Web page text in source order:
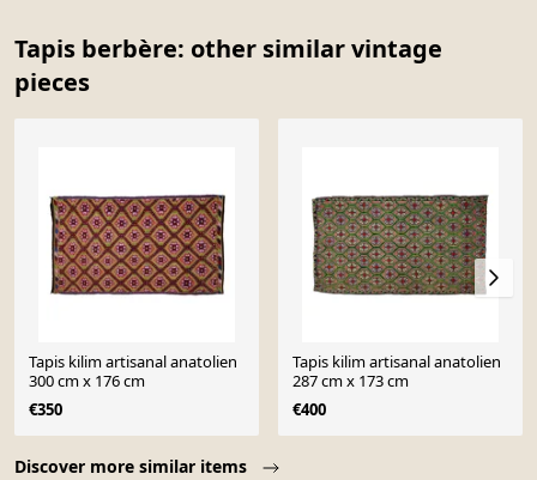
Tapis berbère: other similar vintage
pieces
Discover more similar items
Tapis kilim artisanal anatolien
300 cm x 176 cm
€350
Tapis kilim artisanal anatolien
287 cm x 173 cm
€400